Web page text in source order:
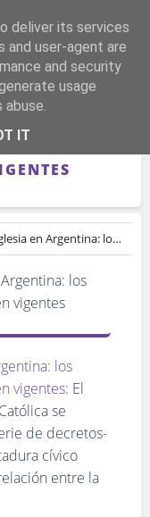
EN
LA
de la dictadura que siguen vigentes
los
vigentes: El
se
de decretos-
cívico
entre la
deliver its services
and user-agent are
and security
usage
IT